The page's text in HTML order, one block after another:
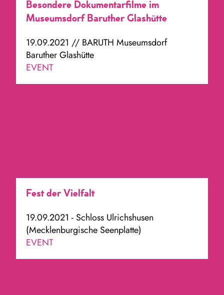
Besondere Dokumentarfilme im
Museumsdorf Baruther Glashütte
19.09.2021 // BARUTH Museumsdorf
Baruther Glashütte
EVENT
Fest der Vielfalt
19.09.2021 - Schloss Ulrichshusen
(Mecklenburgische Seenplatte)
EVENT